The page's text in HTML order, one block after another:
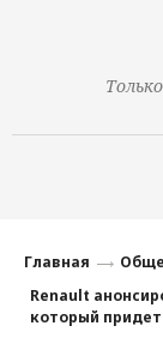
Финансы
Главная
Renault
который